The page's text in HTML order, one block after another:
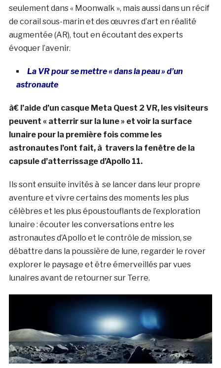
seulement dans « Moonwalk », mais aussi dans un récif
de corail sous-marin et des œuvres d’art en réalité
augmentée (AR), tout en écoutant des experts
évoquer l’avenir.
La VR pour se mettre « dans la peau » d’un
astronaute
à€ l’aide d’un casque Meta Quest 2 VR, les visiteurs
peuvent « atterrir sur la lune » et voir la surface
lunaire pour la première fois comme les
astronautes l’ont fait, à travers la fenêtre de la
capsule d’atterrissage d’Apollo 11.
Ils sont ensuite invités à se lancer dans leur propre
aventure et vivre certains des moments les plus
célèbres et les plus époustouflants de l’exploration
lunaire : écouter les conversations entre les
astronautes d’Apollo et le contrôle de mission, se
débattre dans la poussière de lune, regarder le rover
explorer le paysage et être émerveillés par vues
lunaires avant de retourner sur Terre.